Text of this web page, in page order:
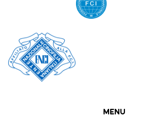
MENU